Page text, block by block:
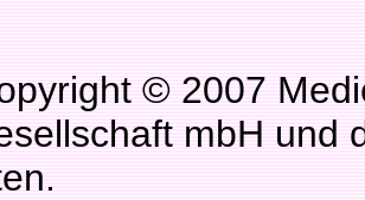
© 2007
mbH und